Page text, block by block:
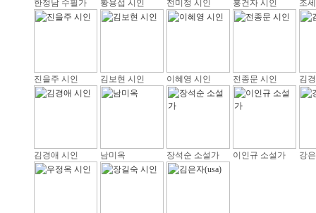
한정남 수필가 황용섭 시인 전미정 시인 홍건자 시인 조
진을주 시인 김보현 시인 이혜영 시인 전종문 시인 김
김경애 시인 남미옥 장석순 소설가 이인규 소설가 강